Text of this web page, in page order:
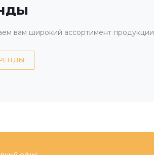
вам широкий ассортимент продукции